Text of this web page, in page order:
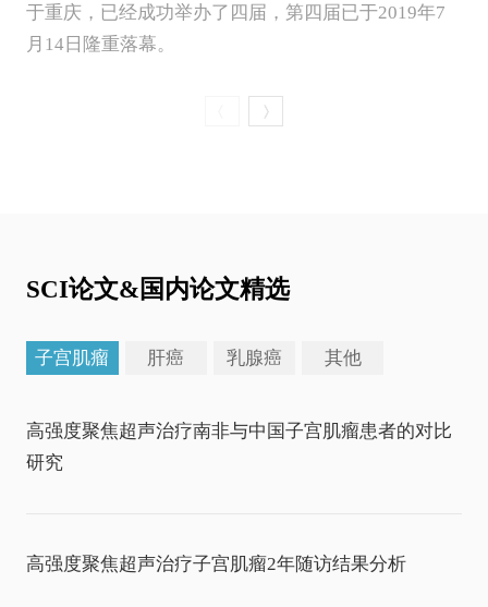
于重庆，已经成功举办了四届，第四届已于2019年7
月14日隆重落幕。
SCI论文&国内论文精选
子宫肌瘤 肝癌 乳腺癌 其他
高强度聚焦超声治疗南非与中国子宫肌瘤患者的对比
研究
高强度聚焦超声治疗子宫肌瘤2年随访结果分析